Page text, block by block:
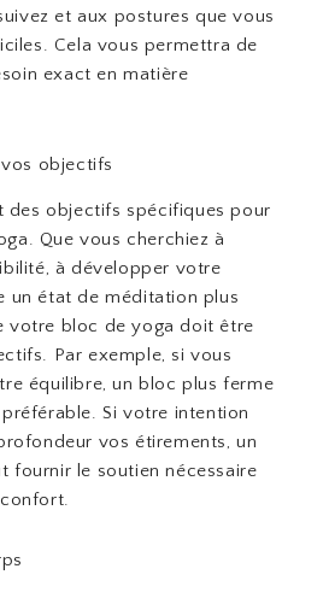
et aux postures que vous
Cela vous permettra de
exact en matière
objectifs
des objectifs spécifiques pour
Que vous cherchiez à
à développer votre
un état de méditation plus
votre bloc de yoga doit être
Par exemple, si vous
équilibre, un bloc plus ferme
Si votre intention
vos étirements, un
fournir le soutien nécessaire